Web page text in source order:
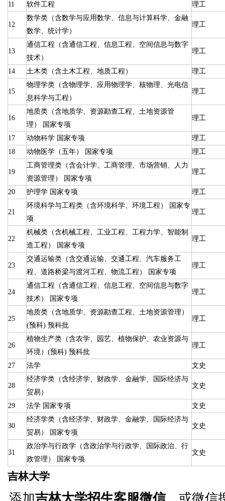
11
软件工程 理工
12
数学类（含数学与应用数学、信息与计算科学、金融
数学、统计学）
理工
13
通信工程（含通信工程、信息工程、空间信息与数字
技术）
理工
14 土木类（含土木工程、地质工程） 理工
15
物理学类（含物理学、应用物理学、核物理、光电信
息科学与工程）
理工
16
地质类（含地质学、资源勘查工程、土地资源管
理） 国家专项
理工
17 动物科学 国家专项
理工
18
动物医学（五年） 国家专项 理工
19
工商管理类（含会计学、工商管理、市场营销、人力
资源管理） 国家专项
理工
20 护理学 国家专项 理工
21
环境科学与工程类（含环境科学、环境工程） 国家专
项
理工
22
机械类（含机械工程、工业工程、工程力学、智能制
造工程） 国家专项
理工
23
交通运输类（含交通运输、交通工程、汽车服务工
程、道路桥梁与渡河工程、物流工程） 国家专项
理工
24
通信工程（含通信工程、信息工程、空间信息与数字
技术） 国家专项
理工
25
地质类（含地质学、资源勘查工程、土地资源管理）
(预科) 预科批
理工
26
植物生产类（含农学、园艺、植物保护、农业资源与
环境）(预科) 预科批
理工
27 法学 文史
28
经济学类（含经济学、财政学、金融学、国际经济与
贸易）
文史
29 法学 国家专项 文史
30
经济学类（含经济学、财政学、金融学、国际经济与
贸易） 国家专项
文史
31
政治学与行政学（含政治学与行政学、国际政治、行
政管理） 国家专项
文史
吉林大学